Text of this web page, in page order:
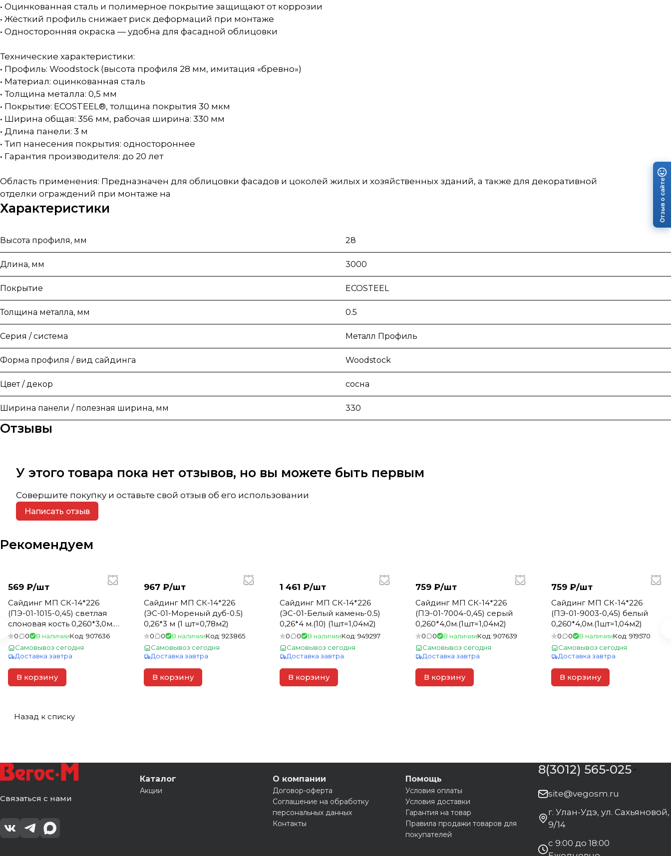
• Оцинкованная сталь и полимерное покрытие защищают от коррозии
• Жёсткий профиль снижает риск деформаций при монтаже
• Односторонняя окраска — удобна для фасадной облицовки
Технические характеристики:
• Профиль: Woodstock (высота профиля 28 мм, имитация «бревно»)
• Материал: оцинкованная сталь
• Толщина металла: 0,5 мм
• Покрытие: ECOSTEEL®, толщина покрытия 30 мкм
• Ширина общая: 356 мм, рабочая ширина: 330 мм
• Длина панели: 3 м
• Тип нанесения покрытия: одностороннее
• Гарантия производителя: до 20 лет
Область применения: Предназначен для облицовки фасадов и цоколей жилых и хозяйственных зданий, а также для декоративной
отделки ограждений при монтаже на
Характеристики
Высота профиля, мм 28
Длина, мм 3000
Покрытие ECOSTEEL
Толщина металла, мм 0.5
Серия / система Металл Профиль
Форма профиля / вид сайдинга Woodstock
Цвет / декор сосна
Ширина панели / полезная ширина, мм 330
Отзывы
У этого товара пока нет отзывов, но вы можете быть первым
Совершите покупку и оставьте свой отзыв об его использовании
Написать отзыв
Рекомендуем
569 ₽/шт
Сайдинг МП СК-14*226
(ПЭ-01-1015-0,45) светлая
слоновая кость 0,260*3,0м.
(1шт=0,78м2)
0 0 В наличииКод: 907636
Самовывоз сегодня
Доставка завтра
В корзину
967 ₽/шт
Сайдинг МП СК-14*226
(ЭС-01-Мореный дуб-0.5)
0,26*3 м (1 шт=0,78м2)
0 0 В наличииКод: 923865
Самовывоз сегодня
Доставка завтра
В корзину
1 461 ₽/шт
Сайдинг МП СК-14*226
(ЭС-01-Белый камень-0.5)
0,26*4 м.(10) (1шт=1,04м2)
0 0 В наличииКод: 949297
Самовывоз сегодня
Доставка завтра
В корзину
759 ₽/шт
Сайдинг МП СК-14*226
(ПЭ-01-7004-0,45) серый
0,260*4,0м.(1шт=1,04м2)
0 0 В наличииКод: 907639
Самовывоз сегодня
Доставка завтра
В корзину
759 ₽/шт
Сайдинг МП СК-14*226
(ПЭ-01-9003-0,45) белый
0,260*4,0м.(1шт=1,04м2)
0 0 В наличииКод: 919570
Самовывоз сегодня
Доставка завтра
В корзину
Назад к списку
Связаться с нами
Каталог
Акции
О компании
Договор-оферта
Соглашение на обработку
персональных данных
Контакты
Помощь
Условия оплаты
Условия доставки
Гарантия на товар
Правила продажи товаров для
покупателей
8(3012) 565-025
site@vegosm.ru
г. Улан-Удэ, ул. Сахьяновой,
9/14
с 9:00 до 18:00
Отзыв о сайте